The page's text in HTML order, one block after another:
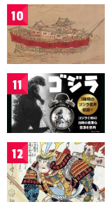
10
11
12